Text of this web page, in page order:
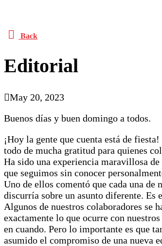
Back
Editorial
May 20, 2023
Buenos días y buen domingo a todos.
¡Hoy la gente que cuenta está de
todo de mucha gratitud para quienes
Ha sido una experiencia maravillosa
que seguimos sin conocer
Uno de ellos comentó que cada una de
discurría sobre un asunto diferente. Es
Algunos de nuestros colaboradores se
exactamente lo que ocurre con
en cuando. Pero lo importante es que
asumido el compromiso de una nueva